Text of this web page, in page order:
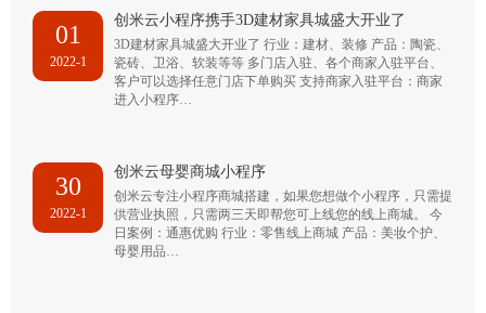
01
2022-1
创米云小程序携手3D建材家具城盛大开业了
3D建材家具城盛大开业了 行业：建材、装修 产品：陶瓷、
瓷砖、卫浴、软装等等 多门店入驻、各个商家入驻平台、
客户可以选择任意门店下单购买 支持商家入驻平台：商家
进入小程序…
30
2022-1
创米云母婴商城小程序
创米云专注小程序商城搭建，如果您想做个小程序，只需提
供营业执照，只需两三天即帮您可上线您的线上商城。 今
日案例：通惠优购 行业：零售线上商城 产品：美妆个护、
母婴用品…